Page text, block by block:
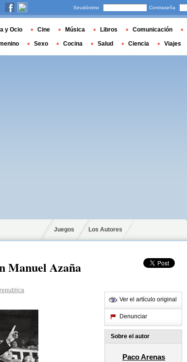
Juegos Los Autores
Manuel Azaña
Ver el artículo original
Denunciar
Sobre el autor
Paco Arenas
Seudónimo Contraseña
y Ocio Cine Música Libros Comunicación
Sexo Cocina Salud Ciencia Viajes